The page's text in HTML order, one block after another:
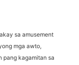
sa amusement
mga awto,
pang kagamitan sa